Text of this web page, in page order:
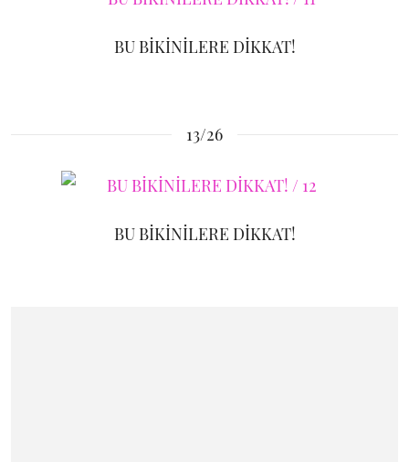
BU BİKİNİLERE DİKKAT!
13/26
BU BİKİNİLERE DİKKAT!